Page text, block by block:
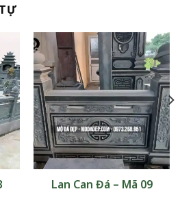
Lan Can Đá – Mã 09